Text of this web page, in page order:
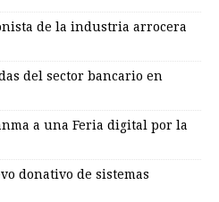
de la industria arrocera
del sector bancario en
a una Feria digital por la
donativo de sistemas